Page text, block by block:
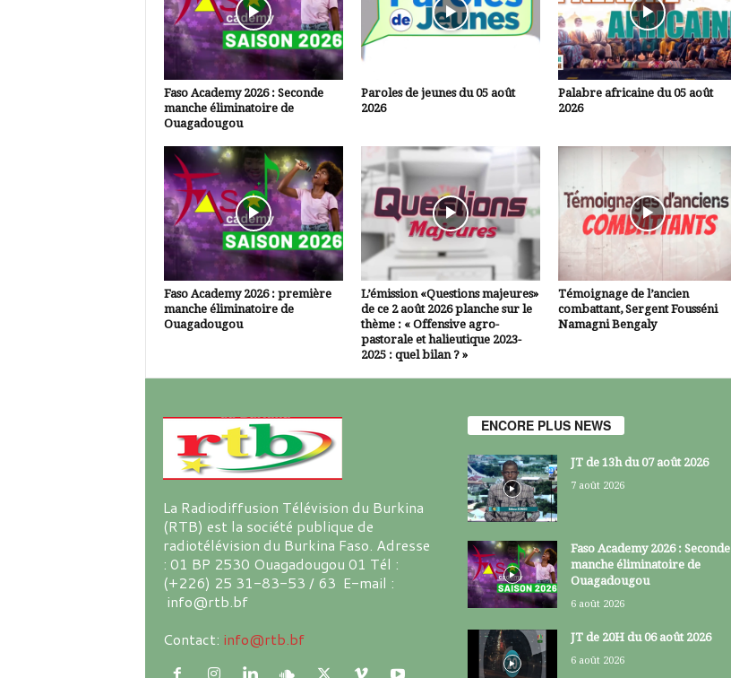
Faso Academy 2026 : Seconde
manche éliminatoire de
Ouagadougou
Paroles de jeunes du 05 août
2026
Palabre africaine du 05 août
2026
Faso Academy 2026 : première
manche éliminatoire de
Ouagadougou
L’émission «Questions majeures»
de ce 2 août 2026 planche sur le
thème : « Offensive agro-
pastorale et halieutique 2023-
2025 : quel bilan ? »
Témoignage de l’ancien
combattant, Sergent Fousséni
Namagni Bengaly
La Radiodiffusion Télévision du Burkina
(RTB) est la société publique de
radiotélévision du Burkina Faso. Adresse
: 01 BP 2530 Ouagadougou 01 Tél :
(+226) 25 31-83-53 / 63 E-mail :
info@rtb.bf
Contact: info@rtb.bf
ENCORE PLUS NEWS
JT de 13h du 07 août 2026
7 août 2026
Faso Academy 2026 : Seconde
manche éliminatoire de
Ouagadougou
6 août 2026
JT de 20H du 06 août 2026
6 août 2026